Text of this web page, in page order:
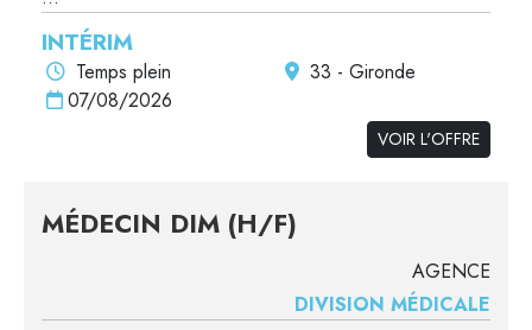
INTÉRIM
Temps plein
33 - Gironde
07/08/2026
VOIR L'OFFRE
MÉDECIN DIM (H/F)
AGENCE
DIVISION MÉDICALE